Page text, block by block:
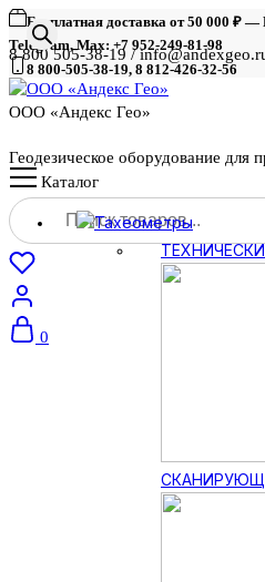
Бесплатная доставка от 50 000 ₽ —
Telegram, Max: +7 952-249-81-98
8 800-505-38-19, 8 812-426-32-56
8 800 505-38-19 /
ООО «Андекс Гео»
Геодезическое оборудование
Поиск
товаров
0
Каталог
Тахеометры